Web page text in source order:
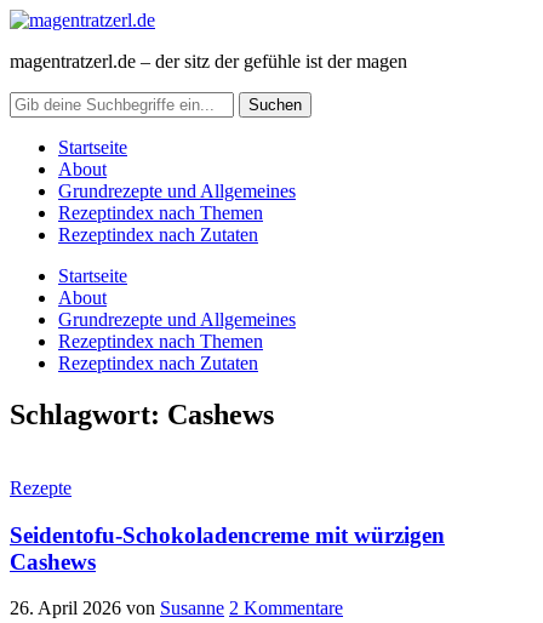
magentratzerl.de – der sitz der gefühle ist der magen
Startseite
About
Grundrezepte und Allgemeines
Rezeptindex nach Themen
Rezeptindex nach Zutaten
Startseite
About
Grundrezepte und Allgemeines
Rezeptindex nach Themen
Rezeptindex nach Zutaten
Schlagwort: Cashews
Rezepte
Seidentofu-Schokoladencreme mit würzigen
Cashews
26. April 2026 von Susanne 2 Kommentare